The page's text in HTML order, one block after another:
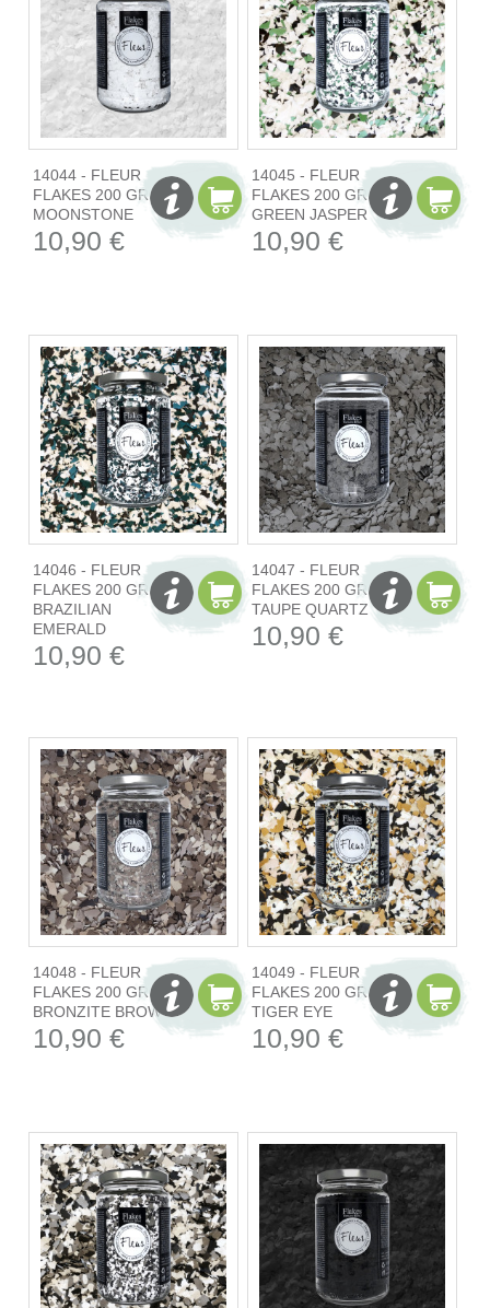
14044 - FLEUR
FLAKES 200 GR -
MOONSTONE
10,90 €
14045 - FLEUR
FLAKES 200 GR -
GREEN JASPER
10,90 €
14046 - FLEUR
FLAKES 200 GR -
BRAZILIAN
EMERALD
10,90 €
14047 - FLEUR
FLAKES 200 GR -
TAUPE QUARTZ
10,90 €
14048 - FLEUR
FLAKES 200 GR -
BRONZITE BROWN
10,90 €
14049 - FLEUR
FLAKES 200 GR -
TIGER EYE
10,90 €